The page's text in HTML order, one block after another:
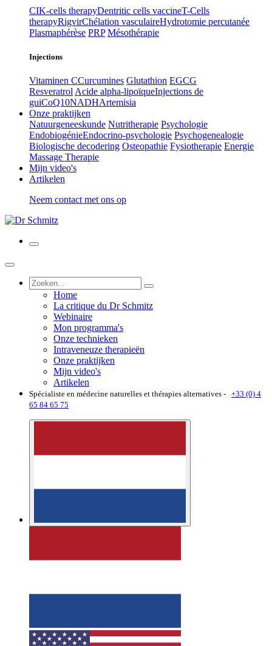
CIK-cells therapyDentritic cells vaccineT-Cells
therapyRigvirChélation vasculaireHydrotomie percutanée
Plasmaphérèse PRP Mésothérapie
Injections
Vitaminen CCurcumines Glutathion EGCG
Resveratrol Acide alpha-lipoïqueInjections de
guiCoQ10NADHArtemisia
Onze praktijken
Natuurgeneeskunde Nutritherapie Psychologie
EndobiogénieEndocrino-psychologie Psychogenealogie
Biologische decodering Osteopathie Fysiotherapie Energie
Massage Therapie
Mijn video's
Artikelen
Neem contact met ons op
Home
La critique du Dr Schmitz
Webinaire
Mon programma's
Onze technieken
Intraveneuze therapieën
Onze praktijken
Mijn video's
Artikelen
Spécialiste en médecine naturelles et thérapies alternatives - +33 (0) 4
65 84 65 75